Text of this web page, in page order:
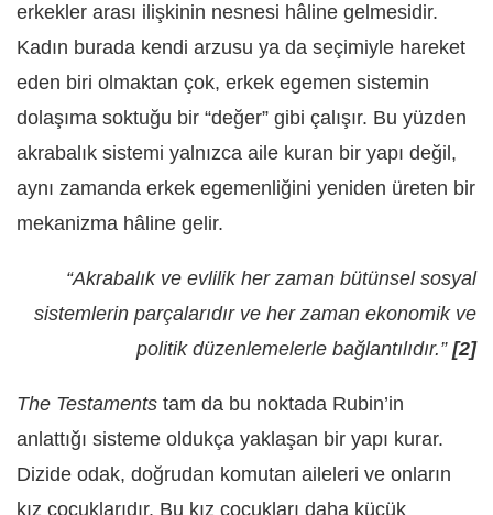
erkekler arası ilişkinin nesnesi hâline gelmesidir.
Kadın burada kendi arzusu ya da seçimiyle hareket
eden biri olmaktan çok, erkek egemen sistemin
dolaşıma soktuğu bir “değer” gibi çalışır. Bu yüzden
akrabalık sistemi yalnızca aile kuran bir yapı değil,
aynı zamanda erkek egemenliğini yeniden üreten bir
mekanizma hâline gelir.
“Akrabalık ve evlilik her zaman bütünsel sosyal
sistemlerin parçalarıdır ve her zaman ekonomik ve
politik düzenlemelerle bağlantılıdır.”[2]
The Testaments tam da bu noktada Rubin’in
anlattığı sisteme oldukça yaklaşan bir yapı kurar.
Dizide odak, doğrudan komutan aileleri ve onların
kız çocuklarıdır. Bu kız çocukları daha küçük